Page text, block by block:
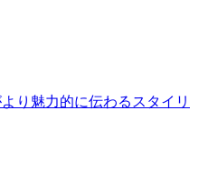
り魅力的に伝わるスタイリ